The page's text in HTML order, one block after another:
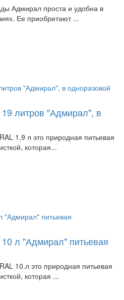
Адмирал проста и удобна в
Ее приобретают ...
литров "Адмирал", в
1,9 л это природная питьевая
которая...
л "Адмирал" питьевая
10.л это природная питьевая
которая ...